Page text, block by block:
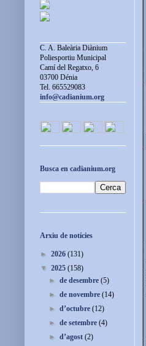
C. A. Baleària Diànium
Poliesportiu Municipal
Camí del Regatxo, 6
03700 Dénia
Tel. 665529083
info@cadianium.org
Busca en cadianium.org
Arxiu de notícies
► 2026 (131)
▼ 2025 (158)
►de desembre(5)
►de novembre(14)
►d’octubre(12)
►de setembre(4)
►d’agost(2)